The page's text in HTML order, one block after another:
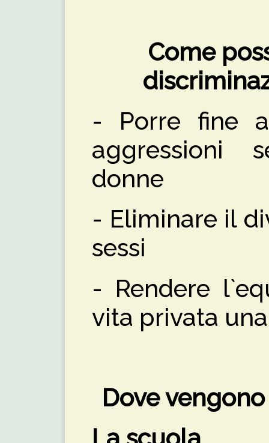
Come
- Porre fine
aggressioni
donne
- Eliminare il
sessi
- Rendere
vita privata
Dove